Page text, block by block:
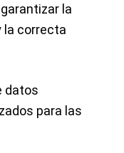
la
la correcta
datos
para las